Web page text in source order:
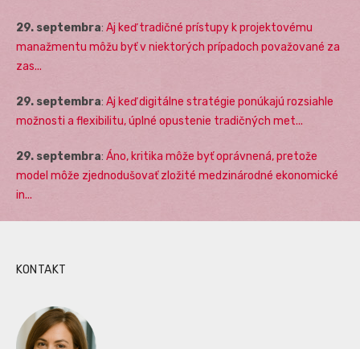
29. septembra: Aj keď tradičné prístupy k projektovému
manažmentu môžu byť v niektorých prípadoch považované za
zas...
29. septembra: Aj keď digitálne stratégie ponúkajú rozsiahle
možnosti a flexibilitu, úplné opustenie tradičných met...
29. septembra: Áno, kritika môže byť oprávnená, pretože
model môže zjednodušovať zložité medzinárodné ekonomické
in...
KONTAKT